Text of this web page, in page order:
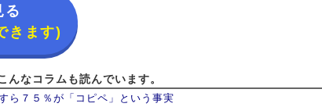
る
きます)
んなコラムも読んでいます。
ら７５％が「コピペ」という事実